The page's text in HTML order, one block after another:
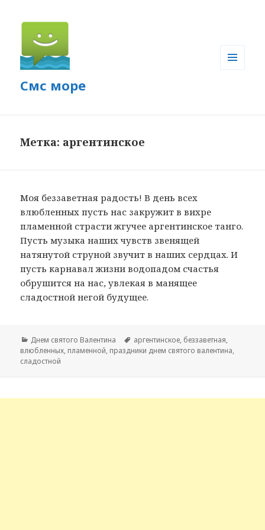
Смс море
Метка: аргентинское
Моя беззаветная радость! В день всех
влюбленных пусть нас закружит в вихре
пламенной страсти жгучее аргентинское танго.
Пусть музыка наших чувств звенящей
натянутой струной звучит в наших сердцах. И
пусть карнавал жизни водопадом счастья
обрушится на нас, увлекая в манящее
сладостной негой будущее.
Рубрики
Днем святого Валентина Метки
аргентинское, беззаветная,
влюбленных, пламенной, праздники днем святого валентина,
сладостной